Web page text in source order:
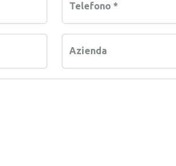
Telefono *
Azienda